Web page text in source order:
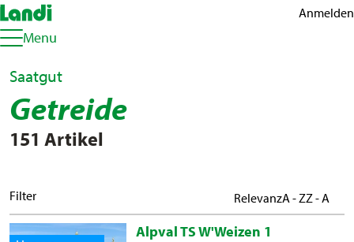
Anmelden
Menu
Saatgut
Getreide
151 Artikel
Filter RelevanzA - ZZ - A
Alpval TS W'Weizen 1